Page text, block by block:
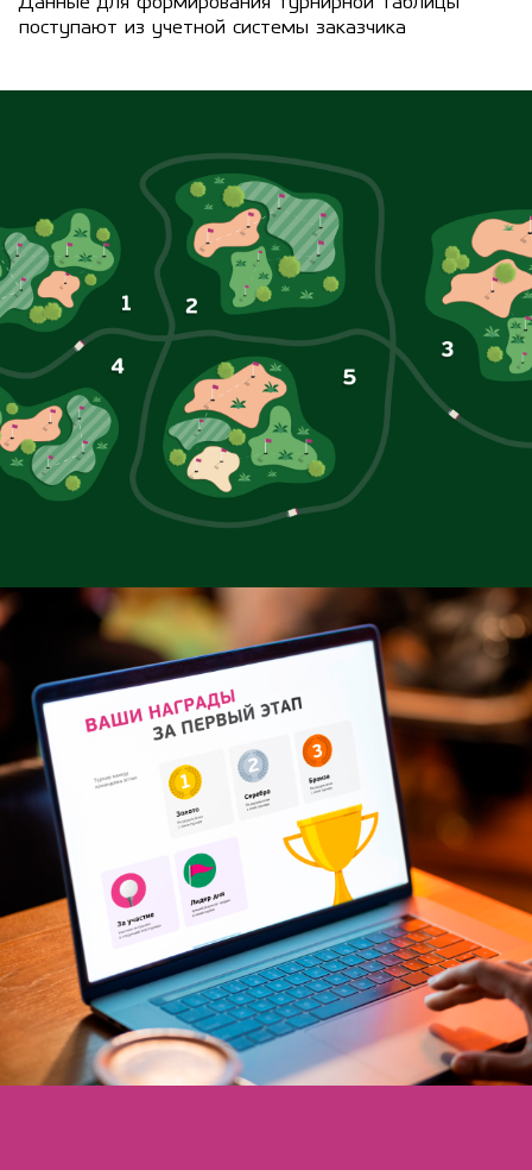
поступают из учетной системы заказчика